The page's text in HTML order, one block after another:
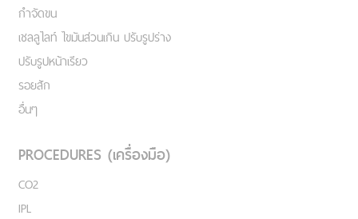
กำจัดขน
เชลลูไลท์ ไขมันส่วนเกิน ปรับรูปร่าง
ปรับรูปหน้าเรียว
รอยสัก
อื่นๆ
PROCEDURES (เครื่องมือ)
CO2
IPL